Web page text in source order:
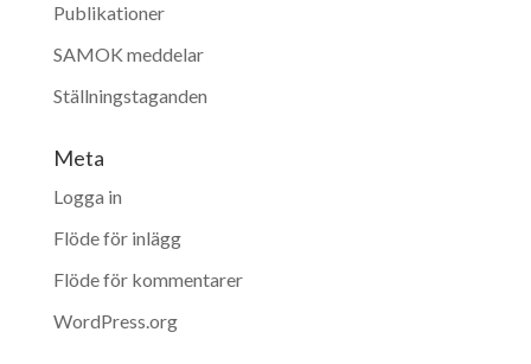
Publikationer
SAMOK meddelar
Ställningstaganden
Meta
Logga in
Flöde för inlägg
Flöde för kommentarer
WordPress.org